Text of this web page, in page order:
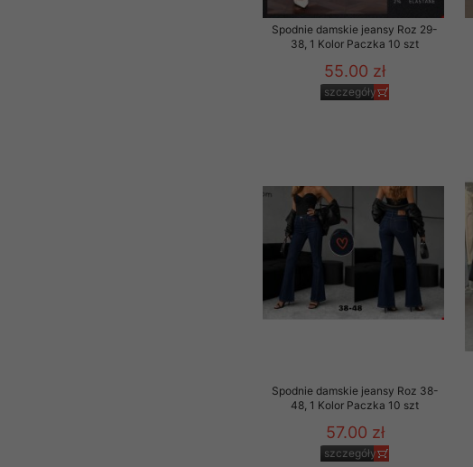
Spodnie damskie jeansy Roz 29-
38, 1 Kolor Paczka 10 szt
55.00 zł
szczegóły
Spodnie damskie jeansy Roz 38-
48, 1 Kolor Paczka 10 szt
57.00 zł
szczegóły